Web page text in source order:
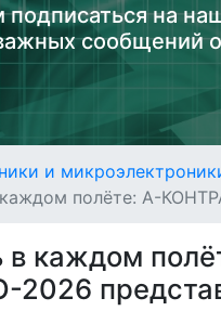
на
сообщений
и
полёте: А-
в каждом